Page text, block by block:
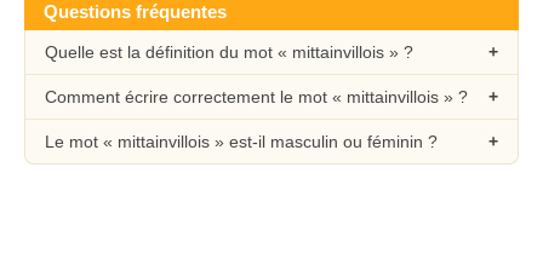
Questions fréquentes
Quelle est la définition du mot « mittainvillois » ?
Comment écrire correctement le mot « mittainvillois » ?
Le mot « mittainvillois » est-il masculin ou féminin ?